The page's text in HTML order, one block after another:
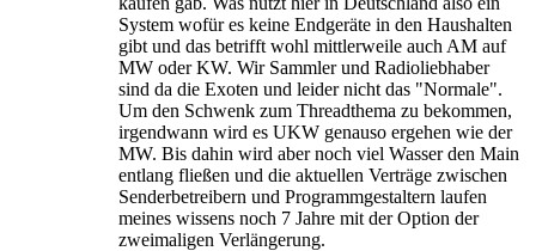
System wofür es keine Endgeräte in den Haushalten
gibt und das betrifft wohl mittlerweile auch AM auf
MW oder KW. Wir Sammler und Radioliebhaber
sind da die Exoten und leider nicht das "Normale".
Um den Schwenk zum Threadthema zu bekommen,
irgendwann wird es UKW genauso ergehen wie der
MW. Bis dahin wird aber noch viel Wasser den Main
entlang fließen und die aktuellen Verträge zwischen
Senderbetreibern und Programmgestaltern laufen
meines wissens noch 7 Jahre mit der Option der
zweimaligen Verlängerung.